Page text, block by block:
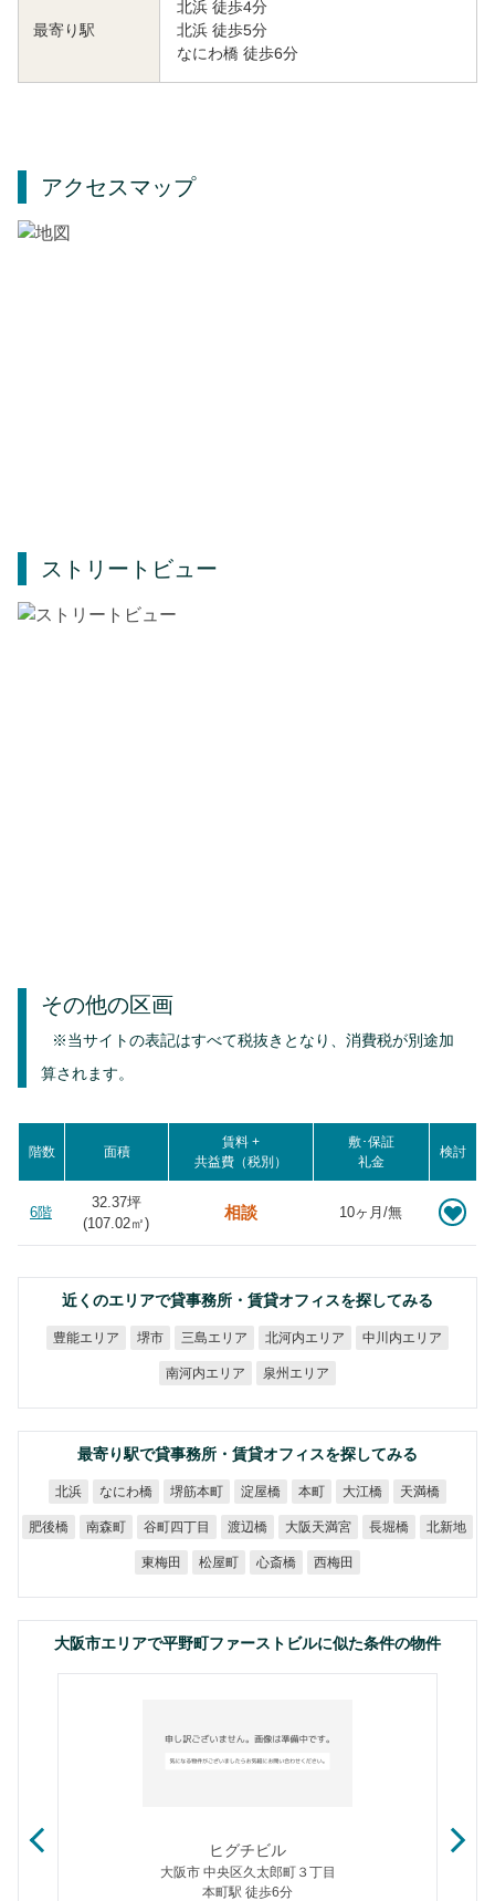
最寄り駅
北浜 徒歩4分
北浜 徒歩5分
なにわ橋 徒歩6分
アクセスマップ
ストリートビュー
その他の区画
※当サイトの表記はすべて税抜きとなり、消費税が別途加
算されます。
階数 面積
賃料 +
共益費（税別）
敷･保証
礼金
検討
6階
32.37坪
(107.02㎡)
相談 10ヶ月/無
近くのエリアで貸事務所・賃貸オフィスを探してみる
豊能エリア 堺市 三島エリア 北河内エリア 中川内エリア
南河内エリア 泉州エリア
最寄り駅で貸事務所・賃貸オフィスを探してみる
北浜 なにわ橋 堺筋本町 淀屋橋 本町 大江橋 天満橋
肥後橋 南森町 谷町四丁目 渡辺橋 大阪天満宮 長堀橋 北新地
東梅田 松屋町 心斎橋 西梅田
大阪市エリアで平野町ファーストビルに似た条件の物件
ヒグチビル
大阪市 中央区久太郎町３丁目
本町駅 徒歩6分